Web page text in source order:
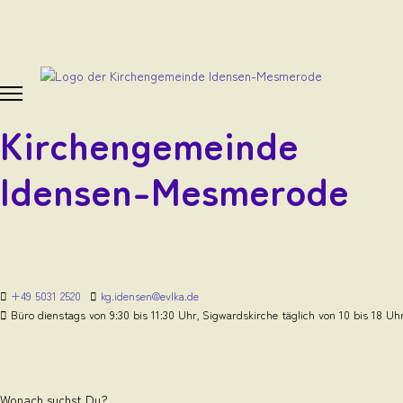
Kirchengemeinde
Idensen-Mesmerode
+49 5031 2520
kg.idensen@evlka.de
Büro dienstags von 9:30 bis 11:30 Uhr, Sigwardskirche täglich von 10 bis 18
Wonach suchst Du?